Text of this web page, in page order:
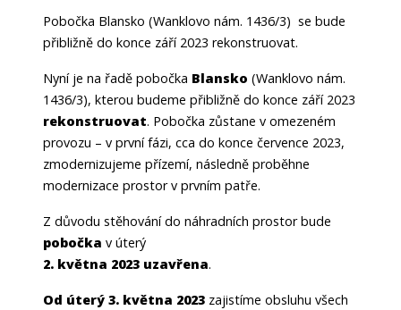
Pobočka Blansko (Wanklovo nám. 1436/3) se bude
přibližně do konce září 2023 rekonstruovat.
Nyní je na řadě pobočka Blansko (Wanklovo nám.
1436/3), kterou budeme přibližně do konce září 2023
rekonstruovat. Pobočka zůstane v omezeném
provozu – v první fázi, cca do konce července 2023,
zmodernizujeme přízemí, následně proběhne
modernizace prostor v prvním patře.
Z důvodu stěhování do náhradních prostor bude
pobočka v úterý
2. května 2023 uzavřena.
Od úterý 3. května 2023 zajistíme obsluhu všech